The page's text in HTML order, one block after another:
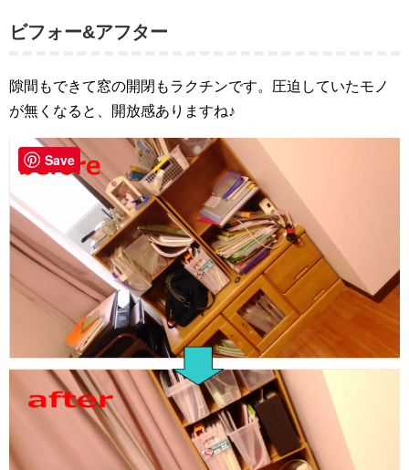
ビフォー&アフター
隙間もできて窓の開閉もラクチンです。圧迫していたモノ
が無くなると、開放感ありますね♪
Save